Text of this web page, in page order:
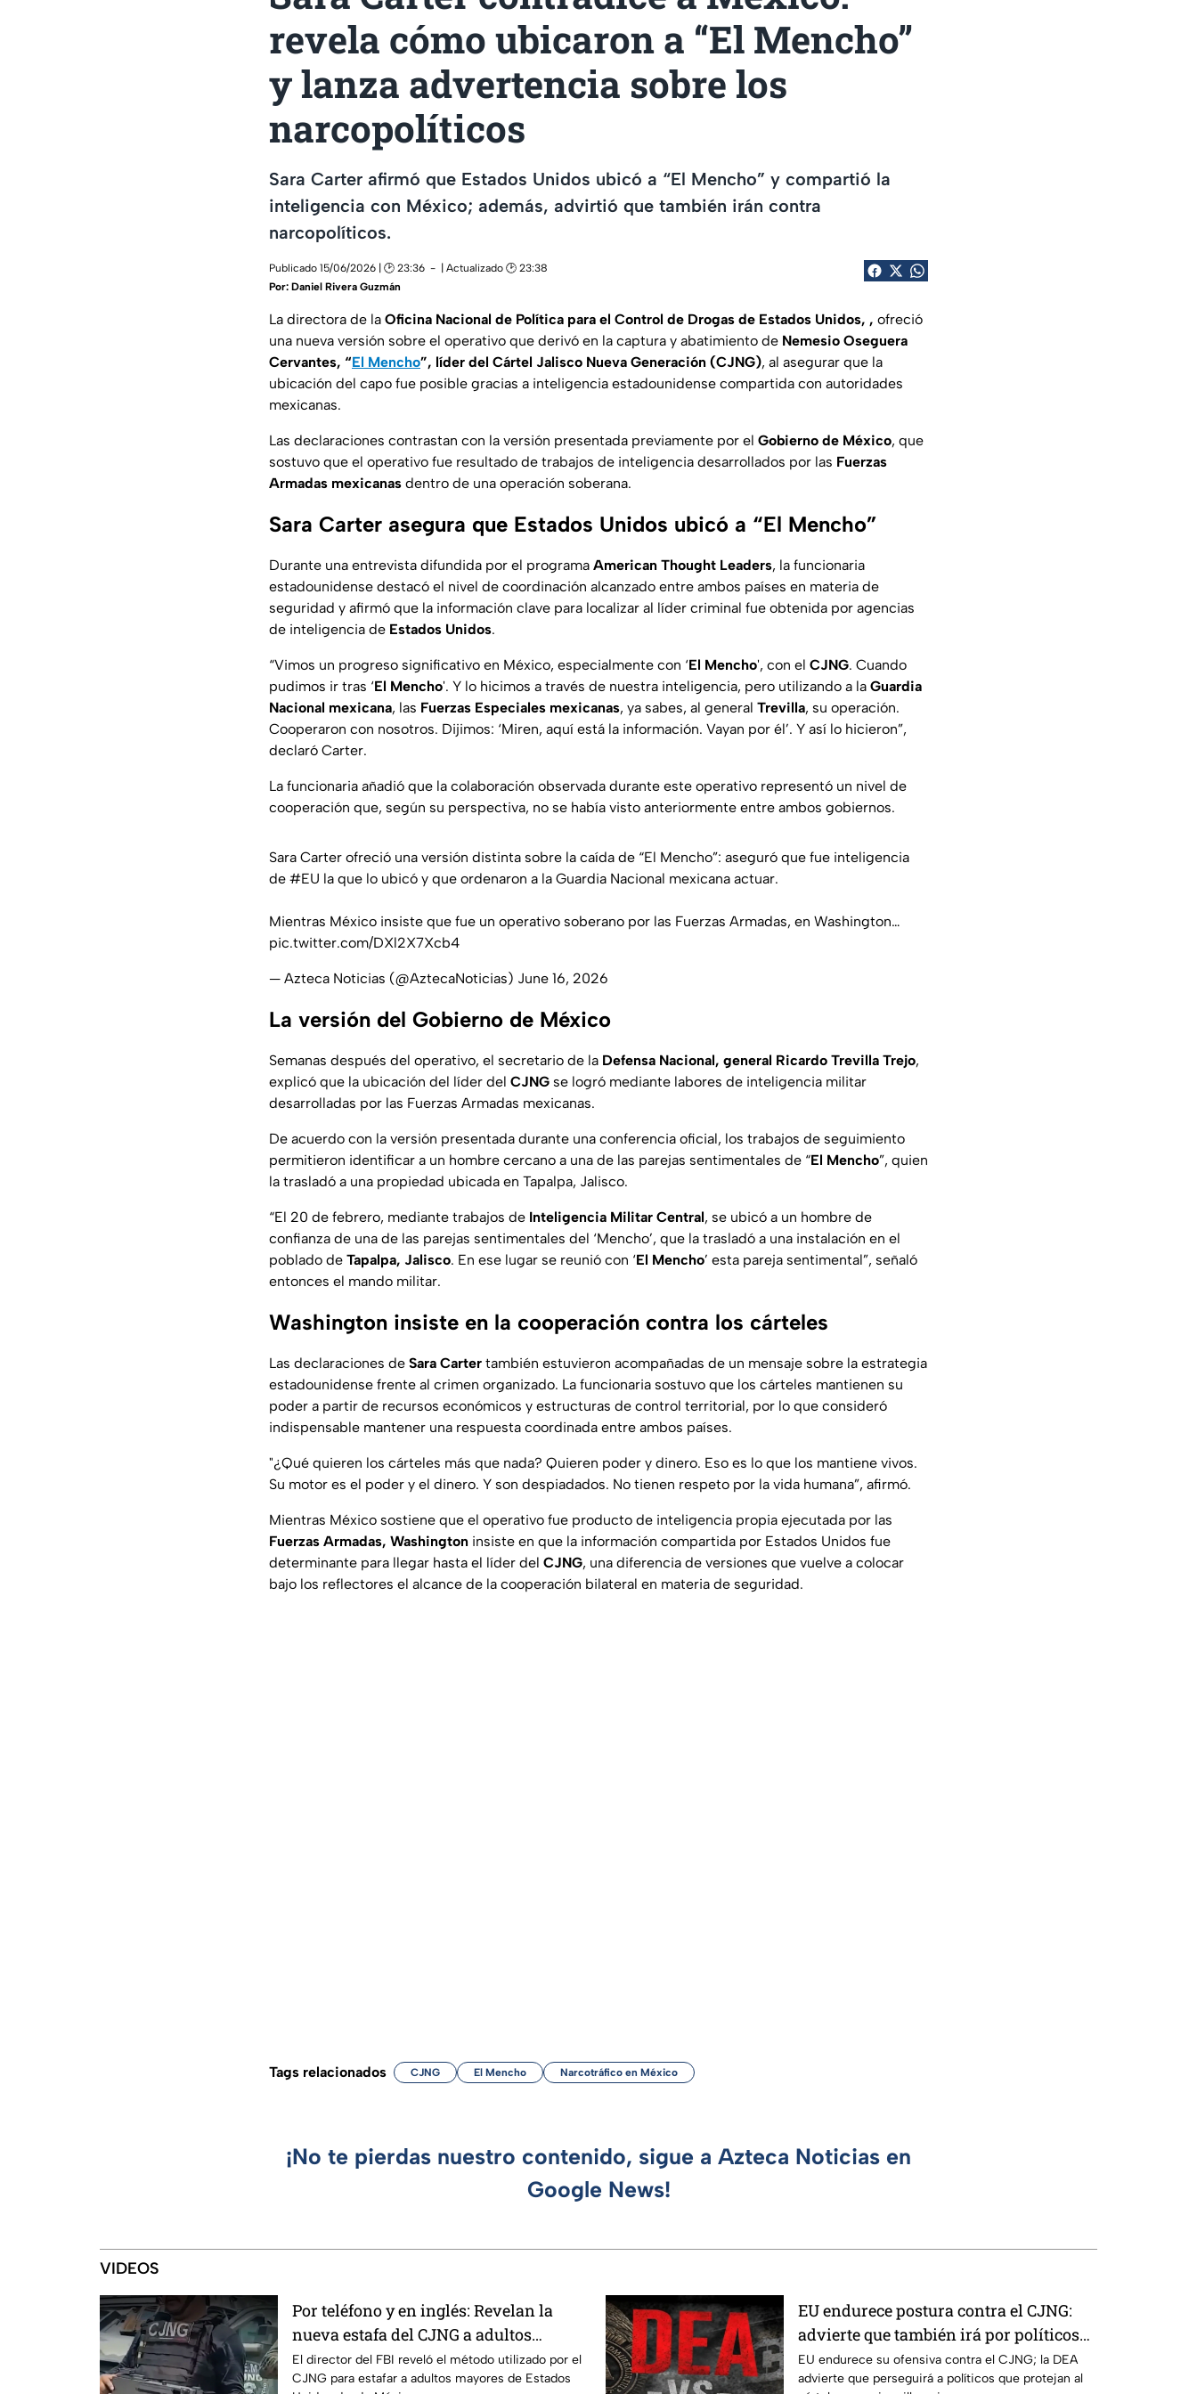
revela cómo ubicaron a “El Mencho”
y lanza advertencia sobre los
narcopolíticos
Sara Carter afirmó que Estados Unidos ubicó a “El Mencho” y compartió la
inteligencia con México; además, advirtió que también irán contra
narcopolíticos.
Publicado 15/06/2026 | 🕑 23:36
| Actualizado 🕑 23:38
Por: Daniel Rivera Guzmán
La directora de la Oficina Nacional de Política para el Control de Drogas de Estados Unidos, , ofreció
una nueva versión sobre el operativo que derivó en la captura y abatimiento de Nemesio Oseguera
Cervantes, “El Mencho”, líder del Cártel Jalisco Nueva Generación (CJNG), al asegurar que la
ubicación del capo fue posible gracias a inteligencia estadounidense compartida con autoridades
mexicanas.
Las declaraciones contrastan con la versión presentada previamente por el Gobierno de México, que
sostuvo que el operativo fue resultado de trabajos de inteligencia desarrollados por las Fuerzas
Armadas mexicanas dentro de una operación soberana.
Sara Carter asegura que Estados Unidos ubicó a “El Mencho”
Durante una entrevista difundida por el programa American Thought Leaders, la funcionaria
estadounidense destacó el nivel de coordinación alcanzado entre ambos países en materia de
seguridad y afirmó que la información clave para localizar al líder criminal fue obtenida por agencias
de inteligencia de Estados Unidos.
“Vimos un progreso significativo en México, especialmente con ‘El Mencho', con el CJNG. Cuando
pudimos ir tras ‘El Mencho'. Y lo hicimos a través de nuestra inteligencia, pero utilizando a la Guardia
Nacional mexicana, las Fuerzas Especiales mexicanas, ya sabes, al general Trevilla, su operación.
Cooperaron con nosotros. Dijimos: ‘Miren, aquí está la información. Vayan por él’. Y así lo hicieron”,
declaró Carter.
La funcionaria añadió que la colaboración observada durante este operativo representó un nivel de
cooperación que, según su perspectiva, no se había visto anteriormente entre ambos gobiernos.
Sara Carter ofreció una versión distinta sobre la caída de “El Mencho”: aseguró que fue inteligencia
de #EU la que lo ubicó y que ordenaron a la Guardia Nacional mexicana actuar.
Mientras México insiste que fue un operativo soberano por las Fuerzas Armadas, en Washington…
pic.twitter.com/DXl2X7Xcb4
— Azteca Noticias (@AztecaNoticias) June 16, 2026
La versión del Gobierno de México
Semanas después del operativo, el secretario de la Defensa Nacional, general Ricardo Trevilla Trejo,
explicó que la ubicación del líder del CJNG se logró mediante labores de inteligencia militar
desarrolladas por las Fuerzas Armadas mexicanas.
De acuerdo con la versión presentada durante una conferencia oficial, los trabajos de seguimiento
permitieron identificar a un hombre cercano a una de las parejas sentimentales de “El Mencho”, quien
la trasladó a una propiedad ubicada en Tapalpa, Jalisco.
“El 20 de febrero, mediante trabajos de Inteligencia Militar Central, se ubicó a un hombre de
confianza de una de las parejas sentimentales del ‘Mencho’, que la trasladó a una instalación en el
poblado de Tapalpa, Jalisco. En ese lugar se reunió con ‘El Mencho’ esta pareja sentimental”, señaló
entonces el mando militar.
Washington insiste en la cooperación contra los cárteles
Las declaraciones de Sara Carter también estuvieron acompañadas de un mensaje sobre la estrategia
estadounidense frente al crimen organizado. La funcionaria sostuvo que los cárteles mantienen su
poder a partir de recursos económicos y estructuras de control territorial, por lo que consideró
indispensable mantener una respuesta coordinada entre ambos países.
"¿Qué quieren los cárteles más que nada? Quieren poder y dinero. Eso es lo que los mantiene vivos.
Su motor es el poder y el dinero. Y son despiadados. No tienen respeto por la vida humana”, afirmó.
Mientras México sostiene que el operativo fue producto de inteligencia propia ejecutada por las
Fuerzas Armadas, Washington insiste en que la información compartida por Estados Unidos fue
determinante para llegar hasta el líder del CJNG, una diferencia de versiones que vuelve a colocar
bajo los reflectores el alcance de la cooperación bilateral en materia de seguridad.
Tags relacionados CJNG El Mencho Narcotráfico en México
¡No te pierdas nuestro contenido, sigue a Azteca Noticias en
Google News!
VIDEOS
Por teléfono y en inglés: Revelan la
nueva estafa del CJNG a adultos
mayores de Estados Unidos
El director del FBI reveló el método utilizado por el
CJNG para estafar a adultos mayores de Estados
EU endurece postura contra el CJNG:
advierte que también irá por políticos
que protejan al cártel
EU endurece su ofensiva contra el CJNG; la DEA
advierte que perseguirá a políticos que protejan al